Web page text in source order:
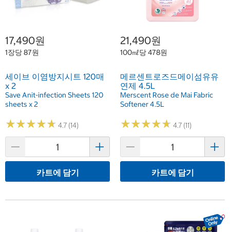
17,490원
1장당 87원
세이브 이염방지시트 120매
x 2
Save Anit-infection Sheets 120
sheets x 2
★★★★★
★★★★★ 4.7 (14)
카트에 담기
21,490원
100㎖당 478원
메르센트로즈드메이섬유유
연제 4.5L
Merscent Rose de Mai Fabric
Softener 4.5L
★★★★★
★★★★★ 4.7 (11)
카트에 담기